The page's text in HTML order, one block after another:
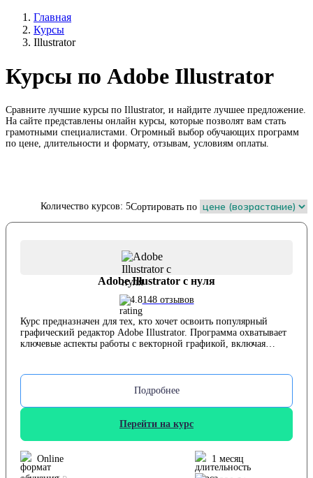
Главная
Курсы
Illustrator
Курсы по Adobe Illustrator
Сравните лучшие курсы по Illustrator, и найдите лучшее предложение.
На сайте представлены онлайн курсы, которые позволят вам стать
грамотными специалистами. Огромный выбор обучающих программ
по цене, длительности и формату, отзывам, условиям оплаты.
Количество курсов: 5Сортировать по
Adobe Illustrator с нуля
4.8148 отзывов
Курс предназначен для тех, кто хочет освоить популярный
графический редактор Adobe Illustrator. Программа охватывает
ключевые аспекты работы с векторной графикой, включая
эффектов. Курс рассчитан на начинающих иллюстраторов и
дизайнеров, а также на всех, кто стремится углубить свои
онлайн в удобное для студента время, с доступом к материалам
навсегда. Ведет курс Антон Антонюк, дизайнер с 16-летним
Подробнее
Перейти на курс
Online 1 месяц